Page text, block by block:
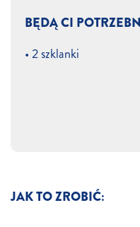
JAK TO ZROBIĆ:
BĘDĄ CI
• 2 szklanki